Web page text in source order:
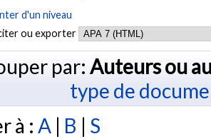
d'un niveau
ou exporter
par: Auteurs ou
type de
à : A | B | S